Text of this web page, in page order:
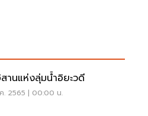
านแห่งลุ่มน้ำอิยะวดี
. 2565 | 00:00 น.